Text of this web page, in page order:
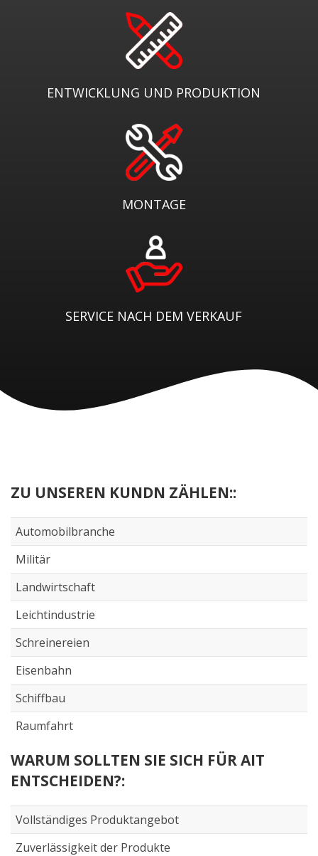
ENTWICKLUNG UND PRODUKTION
MONTAGE
SERVICE NACH DEM VERKAUF
ZU UNSEREN KUNDN ZÄHLEN::
Automobilbranche
Militär
Landwirtschaft
Leichtindustrie
Schreinereien
Eisenbahn
Schiffbau
Raumfahrt
WARUM SOLLTEN SIE SICH FÜR AIT
ENTSCHEIDEN?:
Vollständiges Produktangebot
Zuverlässigkeit der Produkte